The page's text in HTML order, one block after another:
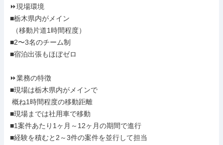
⏩現場環境
■栃木県内がメイン
■2〜3名のチーム制
■宿泊出張もほぼゼロ
⏩業務の特徴
■現場は栃木県内がメインで
■現場までは社用車で移動
■1案件あたり1ヶ月～12ヶ月の期間で進行
■経験を積むと2～3件の案件を並行して担当